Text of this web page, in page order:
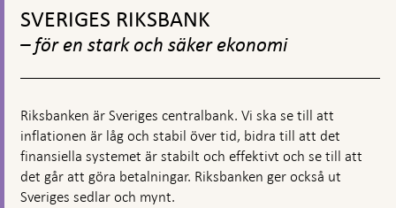
toppnavigation
SVERIGES RIKSBANK
– för en stark och säker ekonomi
Riksbanken är Sveriges centralbank. Vi ska se till att
inflationen är låg och stabil över tid, bidra till att det
finansiella systemet är stabilt och effektivt och se till att
det går att göra betalningar. Riksbanken ger också ut
Sveriges sedlar och mynt.